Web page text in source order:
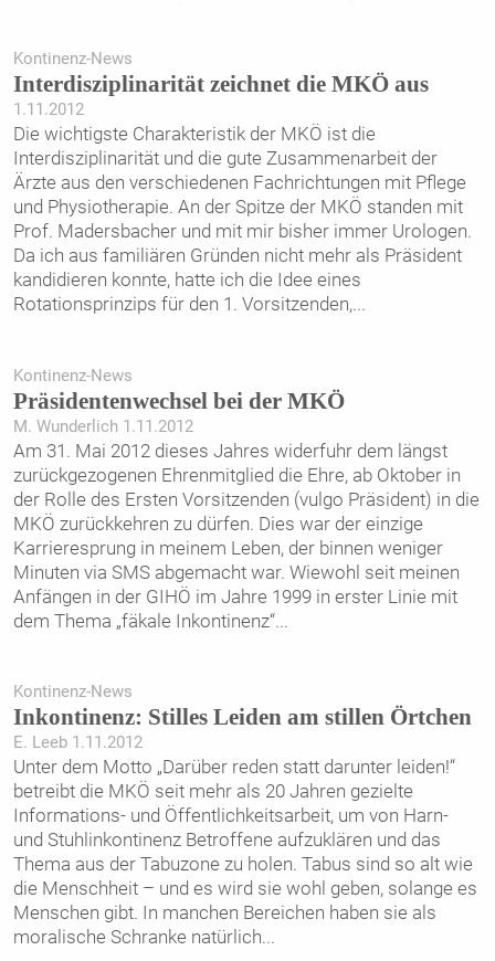
Kontinenz-News
Interdisziplinarität zeichnet die MKÖ aus
1.11.2012
Die wichtigste Charakteristik der MKÖ ist die
Interdisziplinarität und die gute Zusammenarbeit der
Ärzte aus den verschiedenen Fachrichtungen mit Pflege
und Physiotherapie. An der Spitze der MKÖ standen mit
Prof. Madersbacher und mit mir bisher immer Urologen.
Da ich aus familiären Gründen nicht mehr als Präsident
kandidieren konnte, hatte ich die Idee eines
Rotationsprinzips für den 1. Vorsitzenden,...
Kontinenz-News
Präsidentenwechsel bei der MKÖ
M. Wunderlich 1.11.2012
Am 31. Mai 2012 dieses Jahres widerfuhr dem längst
zurückgezogenen Ehrenmitglied die Ehre, ab Oktober in
der Rolle des Ersten Vorsitzenden (vulgo Präsident) in die
MKÖ zurückkehren zu dürfen. Dies war der einzige
Karrieresprung in meinem Leben, der binnen weniger
Minuten via SMS abgemacht war. Wiewohl seit meinen
Anfängen in der GIHÖ im Jahre 1999 in erster Linie mit
dem Thema „fäkale Inkontinenz“...
Kontinenz-News
Inkontinenz: Stilles Leiden am stillen Örtchen
E. Leeb 1.11.2012
Unter dem Motto „Darüber reden statt darunter leiden!“
betreibt die MKÖ seit mehr als 20 Jahren gezielte
Informations- und Öffentlichkeitsarbeit, um von Harn-
und Stuhlinkontinenz Betroffene aufzuklären und das
Thema aus der Tabuzone zu holen. Tabus sind so alt wie
die Menschheit – und es wird sie wohl geben, solange es
Menschen gibt. In manchen Bereichen haben sie als
moralische Schranke natürlich...